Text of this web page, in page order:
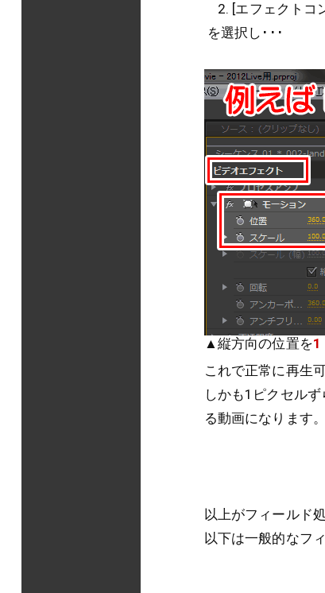
2. [エフェクトコ
を選択し･･･
▲縦方向の位置を1
これで正常に再生
しかも1ピクセル
る動画になります。
以上がフィールド
以下は一般的なフ